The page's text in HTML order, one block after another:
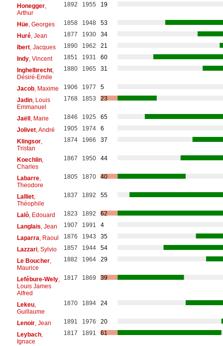
Honegger,
Arthur
1892 1955 19
Hüe, Georges 1858 1948
53
Huré, Jean 1877 1930
34
Ibert, Jacques 1890 1962
21
Indy, Vincent 1851 1931
60
Inghelbrecht,
Désiré-Emile
1880 1965 31
Jacob, Maxime 1906 1977
5
Jadin, Louis
Emmanuel
1768 1853 23
Jaëll, Marie 1846 1925
65
Jolivet, André 1905 1974
6
Klingsor,
Tristan
1874 1966 37
Koechlin,
Charles
1867 1950 44
Labarre,
Theodore
1805 1870 40
Lalliet,
Théophile
1837 1892 55
Lalò, Edouard 1823 1892
62
Langlais , Jean 1907 1991
4
Laparra , Raoul 1876 1943
35
Lazzari, Sylvio 1857 1944
54
Le Boucher,
Maurice
1882 1964 29
Lefébure-Wely,
Louis James
Alfred
1817 1869 39
Lekeu,
Guillaume
1870 1894 24
Lenoir, Jean 1891 1976
20
Leybach,
Ignace
1817 1891 61